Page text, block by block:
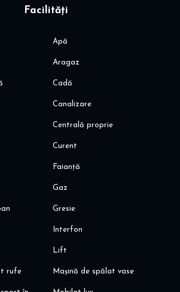
Facilități
Apă
Aragaz
Cadă
Canalizare
Centrală proprie
Curent
Faianță
Gaz
Gresie
Interfon
Lift
rufe Mașină de spălat vase